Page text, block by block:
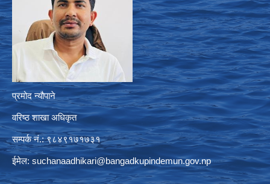
प्रमोद न्यौपाने
वरिष्ठ शाखा अधिकृत
सम्पर्क नं.: ९८४९१७१७३१
ईमेल: suchanaadhikari@bangadkupindemun.gov.np